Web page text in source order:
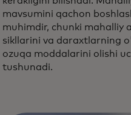
mavsumini qachon
muhimdir, chunki mahalliy
sikllarini va daraxtlarning
ozuqa moddalarini olishi
tushunadi.